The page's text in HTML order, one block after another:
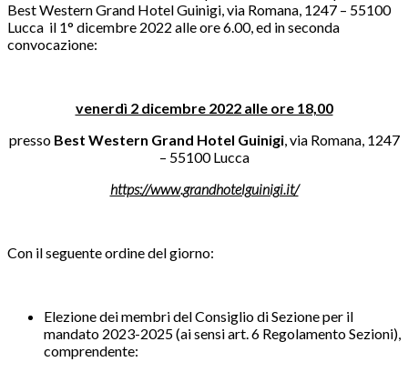
Best Western Grand Hotel Guinigi, via Romana, 1247 – 55100
Lucca il 1° dicembre 2022 alle ore 6.00, ed in seconda
convocazione:
venerdì 2 dicembre 2022 alle ore 18,00
presso Best Western Grand Hotel Guinigi, via Romana, 1247
– 55100 Lucca
https://www.grandhotelguinigi.it/
Con il seguente ordine del giorno:
Elezione dei membri del Consiglio di Sezione per il
mandato 2023-2025 (ai sensi art. 6 Regolamento Sezioni),
comprendente: